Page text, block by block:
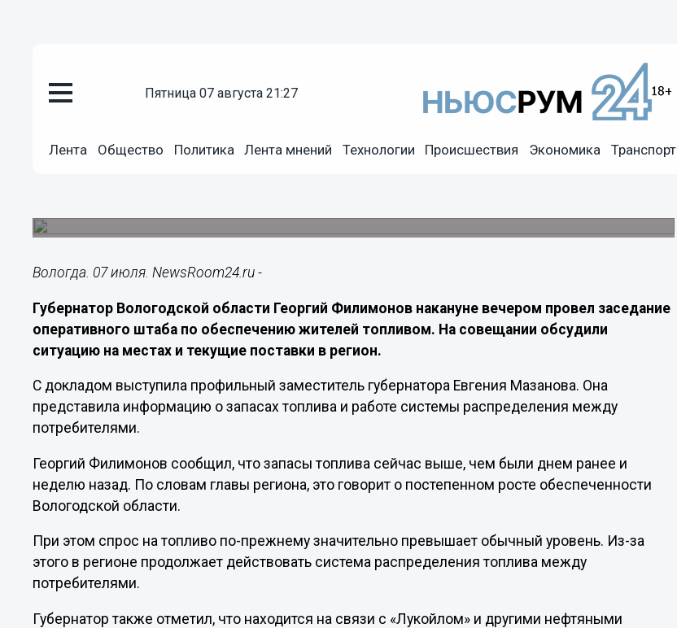
пятница 07 августа 21:27
Лента Общество Политика Лента мнений Технологии Происшествия Экономика Транспорт
Вологодские власти обсудили ситуацию с поставками
Вологда. 07 июля. NewsRoom24.ru -
Губернатор Вологодской области Георгий Филимонов накануне вечером провел заседание
оперативного штаба по обеспечению жителей топливом. На совещании обсудили
ситуацию на местах и текущие поставки в регион.
С докладом выступила профильный заместитель губернатора Евгения Мазанова. Она
представила информацию о запасах топлива и работе системы распределения между
потребителями.
Георгий Филимонов сообщил, что запасы топлива сейчас выше, чем были днем ранее и
неделю назад. По словам главы региона, это говорит о постепенном росте обеспеченности
Вологодской области.
При этом спрос на топливо по-прежнему значительно превышает обычный уровень. Из-за
этого в регионе продолжает действовать система распределения топлива между
потребителями.
Губернатор также отметил, что находится на связи с «Лукойлом» и другими нефтяными